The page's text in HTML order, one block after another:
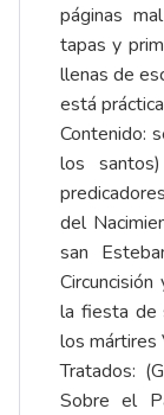
páginas
tapas y
llenas de
está
Contenido:
los
del
san
la fiesta de
los mártires
Tratados:
Sobre el